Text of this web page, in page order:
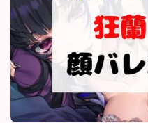
Contact